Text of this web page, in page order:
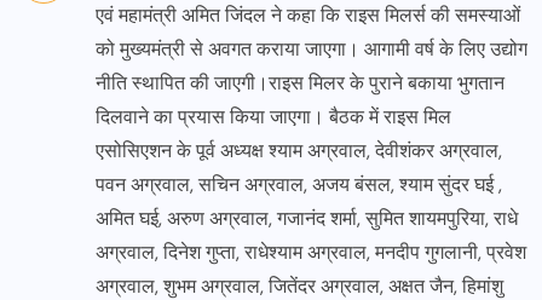
एवं महामंत्री अमित जिंदल ने कहा कि राइस मिलर्स की समस्याओं
को मुख्यमंत्री से अवगत कराया जाएगा। आगामी वर्ष के लिए उद्योग
नीति स्थापित की जाएगी।राइस मिलर के पुराने बकाया भुगतान
दिलवाने का प्रयास किया जाएगा। बैठक में राइस मिल
एसोसिएशन के पूर्व अध्यक्ष श्याम अग्रवाल, देवीशंकर अग्रवाल,
पवन अग्रवाल, सचिन अग्रवाल, अजय बंसल, श्याम सुंदर घई ,
अमित घई, अरुण अग्रवाल, गजानंद शर्मा, सुमित शायमपुरिया, राधे
अग्रवाल, दिनेश गुप्ता, राधेश्याम अग्रवाल, मनदीप गुगलानी, प्रवेश
अग्रवाल, शुभम अग्रवाल, जितेंदर अग्रवाल, अक्षत जैन, हिमांशु